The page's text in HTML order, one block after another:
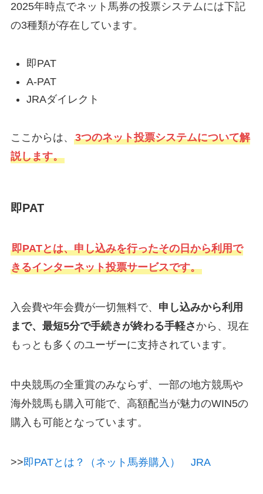
2025年時点でネット馬券の投票システムには下記
の3種類が存在しています。
即PAT
A-PAT
JRAダイレクト
ここからは、 3つのネット投票システムについて解
説します。
即PAT
即PATとは、申し込みを行ったその日から利用で
きるインターネット投票サービスです。
入会費や年会費が一切無料で、 申し込みから利用
まで、最短5分で手続きが終わる手軽さ から、現在
もっとも多くのユーザーに支持されています。
中央競馬の全重賞のみならず、一部の地方競馬や
海外競馬も購入可能で、高額配当が魅力のWIN5の
購入も可能となっています。
>>即PATとは？（ネット馬券購入） JRA